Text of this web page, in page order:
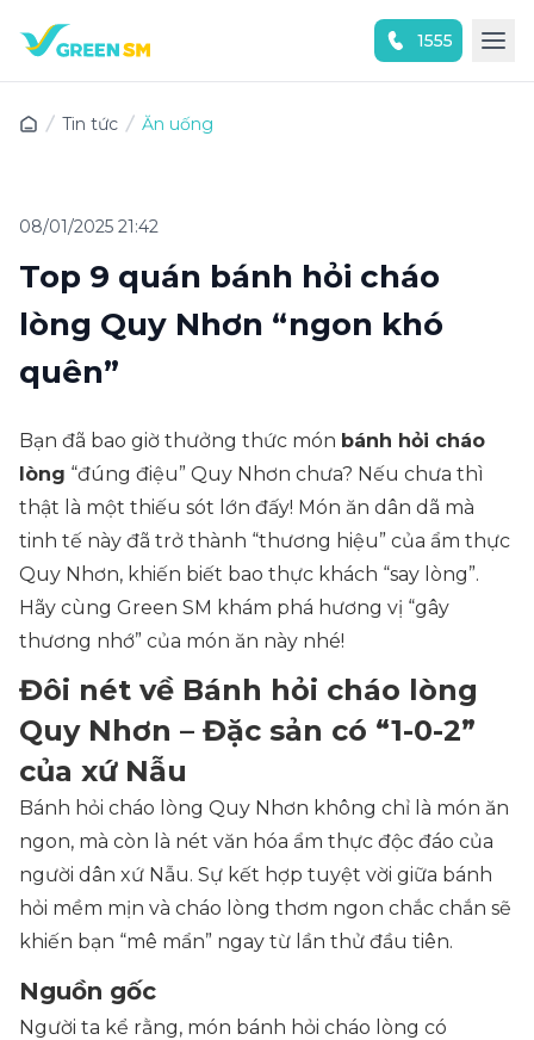
1555
Tin tức Ăn uống
08/01/2025 21:42
Top 9 quán bánh hỏi cháo
lòng Quy Nhơn “ngon khó
quên”
Bạn đã bao giờ thưởng thức món bánh hỏi cháo
lòng “đúng điệu” Quy Nhơn chưa? Nếu chưa thì
thật là một thiếu sót lớn đấy! Món ăn dân dã mà
tinh tế này đã trở thành “thương hiệu” của ẩm thực
Quy Nhơn, khiến biết bao thực khách “say lòng”.
Hãy cùng Green SM khám phá hương vị “gây
thương nhớ” của món ăn này nhé!
Đôi nét về Bánh hỏi cháo lòng
Quy Nhơn – Đặc sản có “1-0-2”
của xứ Nẫu
Bánh hỏi cháo lòng Quy Nhơn không chỉ là món ăn
ngon, mà còn là nét văn hóa ẩm thực độc đáo của
người dân xứ Nẫu. Sự kết hợp tuyệt vời giữa bánh
hỏi mềm mịn và cháo lòng thơm ngon chắc chắn sẽ
khiến bạn “mê mẩn” ngay từ lần thử đầu tiên.
Nguồn gốc
Người ta kể rằng, món bánh hỏi cháo lòng có